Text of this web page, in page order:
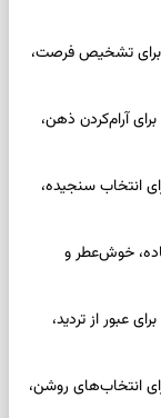
مرداد ۱۴۰۵ | نقش‌هایی برای تشخیص فرصت،
۱۴۰۵ | نشانه‌هایی برای آرام‌کردن ذهن،
۱۴۰۵ | نیت‌هایی برای انتخاب سنجیده،
خوش‌عطر و
۱۴۰۵ | کارت‌هایی برای عبور از تردید،
۱۸ مرداد ۱۴۰۵ | روزی برای انتخاب‌های روشن،